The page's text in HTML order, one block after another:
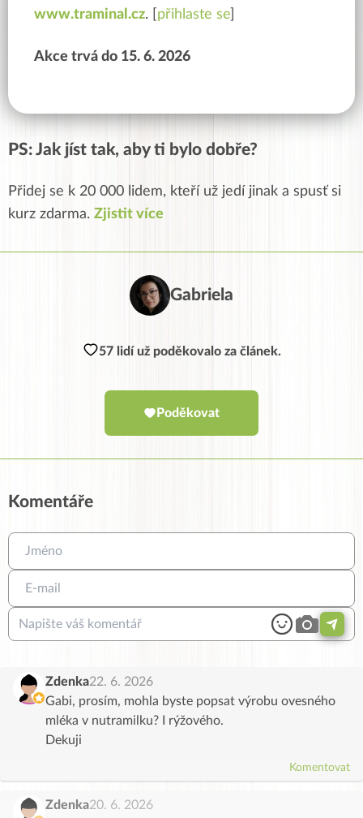
www.traminal.cz. [ přihlaste se
Akce trvá do 15. 6. 2026
PS: Jak jíst tak, aby ti bylo dobře?
Přidej se k 20 000 lidem, kteří už jedí jinak a spusť si
kurz zdarma. Zjistit více
Gabriela
57 lidí už poděkovalo za článek.
Poděkovat
Komentáře
Zdenka22. 6. 2026
Gabi, prosím, mohla byste popsat výrobu ovesného
mléka v nutramilku? I rýžového.
Dekuji
Komentovat
Zdenka20. 6. 2026